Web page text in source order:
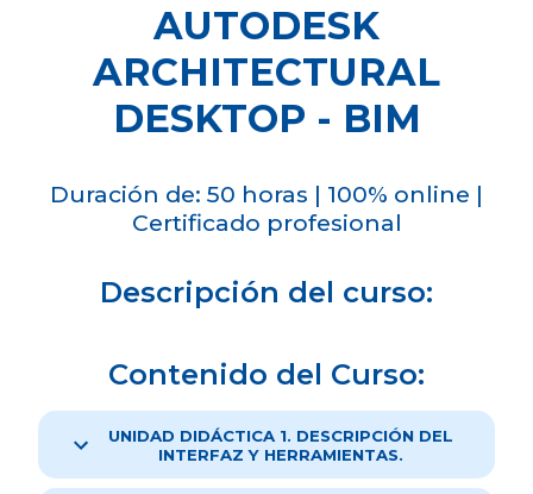
AUTODESK
ARCHITECTURAL
DESKTOP - BIM
Duración de: 50 horas | 100% online |
Certificado profesional
Descripción del curso:
Contenido del Curso:
UNIDAD DIDÁCTICA 1. DESCRIPCIÓN DEL
INTERFAZ Y HERRAMIENTAS.